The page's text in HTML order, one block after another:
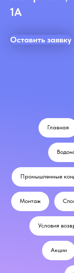
1А
Оставить заявку
Главная
Промышленные
Монтаж
Условия
Акции